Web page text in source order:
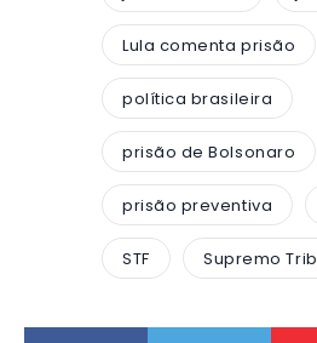
Lula comenta prisão
política brasileira
prisão de Bolsonaro
prisão preventiva
STF Supremo